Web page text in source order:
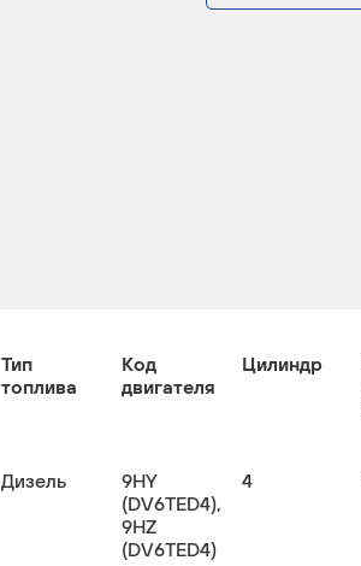
Тип
топлива
Код
двигателя
Цилиндр
Дизель
9HY
(DV6TED4),
9HZ
(DV6TED4)
4